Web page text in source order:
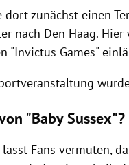
dort zunächst einen
nach Den Haag. Hier
"Invictus Games"
"Baby Sussex"?
Fans vermuten,